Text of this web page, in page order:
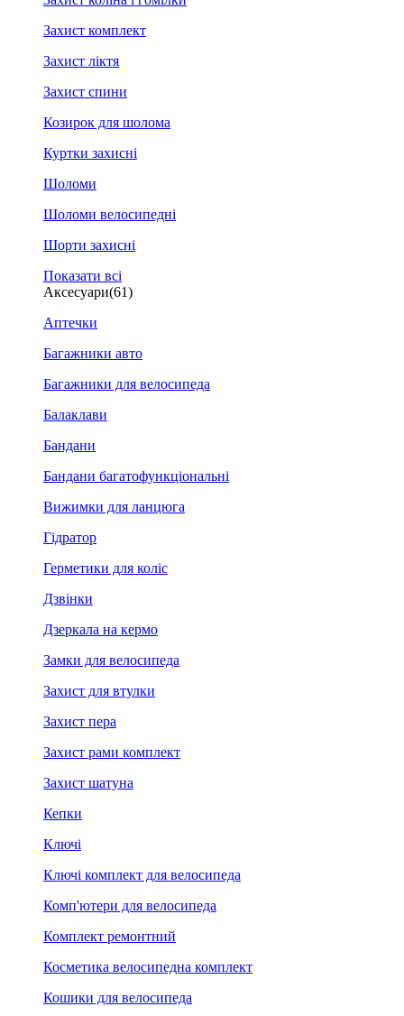
Захист комплект
Захист ліктя
Захист спини
Козирок для шолома
Куртки захисні
Шоломи
Шоломи велосипедні
Шорти захисні
Показати всі
Аксесуари(61)
Аптечки
Багажники авто
Багажники для велосипеда
Балаклави
Бандани
Бандани багатофункціональні
Вижимки для ланцюга
Гідратор
Герметики для коліс
Дзвінки
Дзеркала на кермо
Замки для велосипеда
Захист для втулки
Захист пера
Захист рами комплект
Захист шатуна
Кепки
Ключі
Ключі комплект для велосипеда
Комп'ютери для велосипеда
Комплект ремонтний
Косметика велосипедна комплект
Кошики для велосипеда